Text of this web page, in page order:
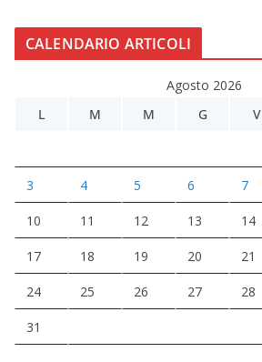
CALENDARIO ARTICOLI
Agosto 2026
L
M M G V
3 4 5 6 7
10 11 12 13 14
17 18 19 20 21
24 25 26 27 28
31